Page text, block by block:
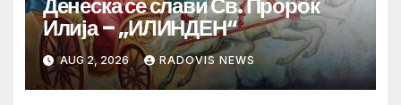
Денеска се слави Св. Пророк
Илија – „ИЛИНДЕН“
AUG 2, 2026 RADOVIS NEWS